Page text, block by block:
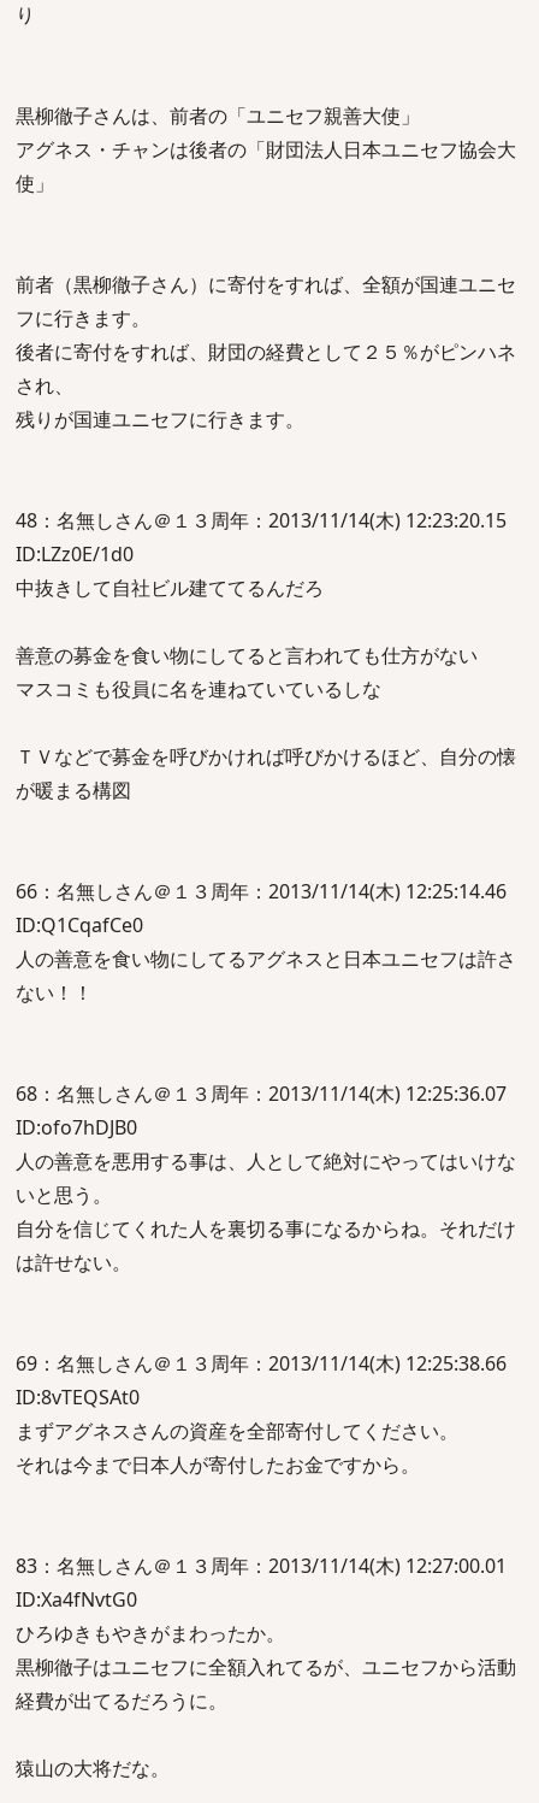
り
黒柳徹子さんは、前者の「ユニセフ親善大使」
アグネス・チャンは後者の「財団法人日本ユニセフ協会大
使」
前者（黒柳徹子さん）に寄付をすれば、全額が国連ユニセ
フに行きます。
後者に寄付をすれば、財団の経費として２５％がピンハネ
され、
残りが国連ユニセフに行きます。
48：名無しさん＠１３周年：2013/11/14(木) 12:23:20.15
ID:LZz0E/1d0
中抜きして自社ビル建ててるんだろ
善意の募金を食い物にしてると言われても仕方がない
マスコミも役員に名を連ねていているしな
ＴＶなどで募金を呼びかければ呼びかけるほど、自分の懐
が暖まる構図
66：名無しさん＠１３周年：2013/11/14(木) 12:25:14.46
ID:Q1CqafCe0
人の善意を食い物にしてるアグネスと日本ユニセフは許さ
ない！！
68：名無しさん＠１３周年：2013/11/14(木) 12:25:36.07
ID:ofo7hDJB0
人の善意を悪用する事は、人として絶対にやってはいけな
いと思う。
自分を信じてくれた人を裏切る事になるからね。それだけ
は許せない。
69：名無しさん＠１３周年：2013/11/14(木) 12:25:38.66
ID:8vTEQSAt0
まずアグネスさんの資産を全部寄付してください。
それは今まで日本人が寄付したお金ですから。
83：名無しさん＠１３周年：2013/11/14(木) 12:27:00.01
ID:Xa4fNvtG0
ひろゆきもやきがまわったか。
黒柳徹子はユニセフに全額入れてるが、ユニセフから活動
経費が出てるだろうに。
猿山の大将だな。